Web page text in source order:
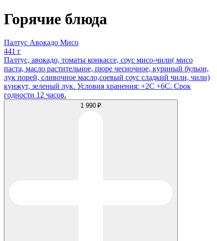
Горячие блюда
Палтус Авокадо Мисо
441 г
Палтус, авокадо, томаты конкассе, соус мисо-чили( мисо
паста, масло растительное, пюре чесночное, куриный бульон,
лук порей, сливочное масло,соевый соус сладкий чили, чили)
кунжут, зеленый лук. Условия хранения: +2С +6С. Срок
годности 12 часов.
1 990 ₽